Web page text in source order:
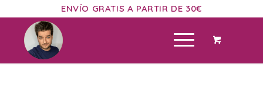
ENVÍO GRATIS A PARTIR DE 30€